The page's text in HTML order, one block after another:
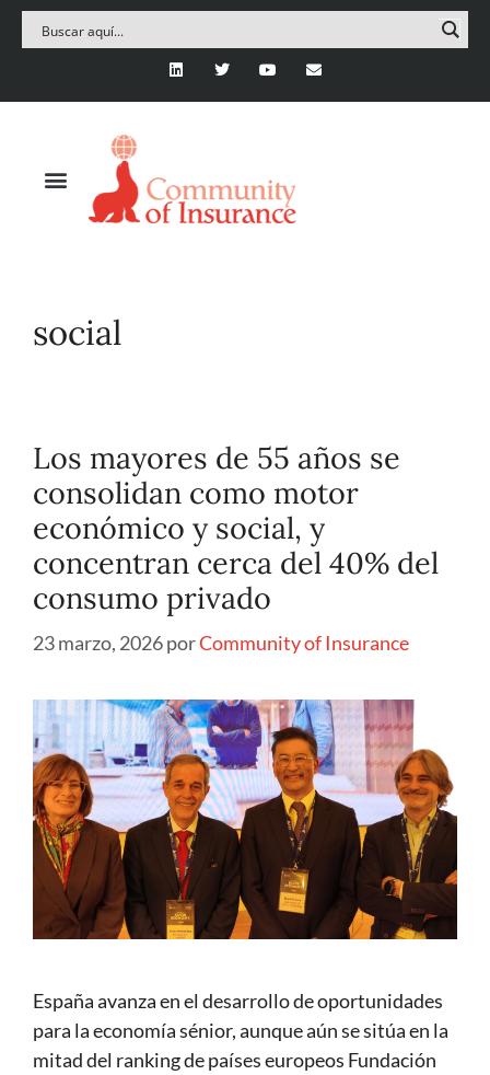
social
Los mayores de 55 años se
consolidan como motor
económico y social, y
concentran cerca del 40% del
consumo privado
23 marzo, 2026porCommunity of Insurance
España avanza en el desarrollo de oportunidades
para la economía sénior, aunque aún se sitúa en la
mitad del ranking de países europeos Fundación